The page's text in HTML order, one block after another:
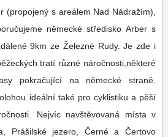
(propojený s areálem Nad Nádražím),
německé středisko Arber s
9km ze Železné Rudy. Je zde i
pokračující na německé straně.
ideální také pro cyklistiku a pěší
Nejvíc navštěvovaná místa v
Prášilské jezero, Černé a Čertovo